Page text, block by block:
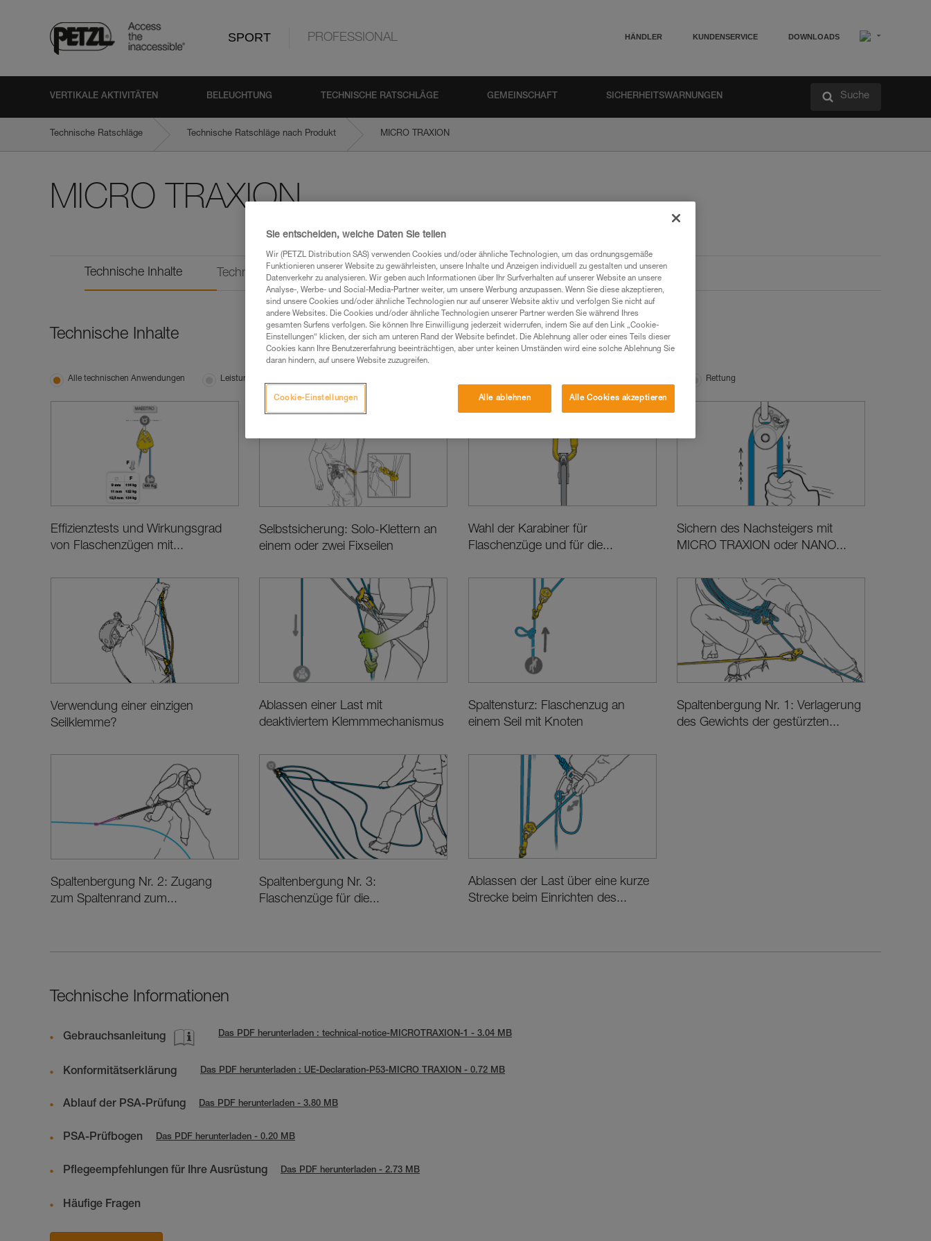
SPORT PROFESSIONAL HÄNDLER KUNDENSERVICE DOWNLOADS
VERTIKALE AKTIVITÄTEN BELEUCHTUNG TECHNISCHE RATSCHLÄGE GEMEINSCHAFT SICHERHEITSWARNUNGEN Suche
Technische Ratschläge Technische Ratschläge nach Produkt MICRO TRAXION
MICRO TRAXION
Technische Inhalte Technische Informationen
Technische Inhalte
Alle technischen Anwendungen Leistung und Produktinformationen Rettung
Effizienztests und Wirkungsgrad
von Flaschenzügen mit...
Selbstsicherung: Solo-Klettern an
einem oder zwei Fixseilen
Wahl der Karabiner für
Flaschenzüge und für die...
Sichern des Nachsteigers mit
MICRO TRAXION oder NANO...
Verwendung einer einzigen
Seilklemme?
Ablassen einer Last mit
deaktiviertem Klemmmechanismus
Spaltensturz: Flaschenzug an
einem Seil mit Knoten
Spaltenbergung Nr. 1: Verlagerung
des Gewichts der gestürzten...
Spaltenbergung Nr. 2: Zugang
zum Spaltenrand zum...
Spaltenbergung Nr. 3:
Flaschenzüge für die...
Ablassen der Last über eine kurze
Strecke beim Einrichten des...
Technische Informationen
Gebrauchsanleitung Das PDF herunterladen : technical-notice-MICROTRAXION-1 - 3.04 MB
Konformitätserklärung Das PDF herunterladen : UE-Declaration-P53-MICRO TRAXION - 0.72 MB
Ablauf der PSA-Prüfung Das PDF herunterladen - 3.80 MB
PSA-Prüfbogen Das PDF herunterladen - 0.20 MB
Pflegeempfehlungen für Ihre Ausrüstung Das PDF herunterladen - 2.73 MB
Häufige Fragen
Sie entscheiden, welche Daten Sie teilen
Wir (PETZL Distribution SAS) verwenden Cookies und/oder ähnliche Technologien, um das ordnungsgemäße
Funktionieren unserer Website zu gewährleisten, unsere Inhalte und Anzeigen individuell zu gestalten und unseren
Datenverkehr zu analysieren. Wir geben auch Informationen über Ihr Surfverhalten auf unserer Website an unsere
Analyse-, Werbe- und Social-Media-Partner weiter, um unsere Werbung anzupassen. Wenn Sie diese akzeptieren,
sind unsere Cookies und/oder ähnliche Technologien nur auf unserer Website aktiv und verfolgen Sie nicht auf
andere Websites. Die Cookies und/oder ähnliche Technologien unserer Partner werden Sie während Ihres
gesamten Surfens verfolgen. Sie können Ihre Einwilligung jederzeit widerrufen, indem Sie auf den Link „Cookie-
Einstellungen“ klicken, der sich am unteren Rand der Website befindet. Die Ablehnung aller oder eines Teils dieser
Cookies kann Ihre Benutzererfahrung beeinträchtigen, aber unter keinen Umständen wird eine solche Ablehnung Sie
daran hindern, auf unsere Website zuzugreifen.
Alle ablehnen Alle Cookies akzeptieren
Cookie-Einstellungen